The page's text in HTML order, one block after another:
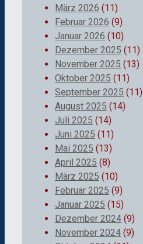
März 2026 (11)
Februar 2026 (9)
Januar 2026 (10)
Dezember 2025 (11)
November 2025 (13)
Oktober 2025 (11)
September 2025 (11)
August 2025 (14)
Juli 2025 (14)
Juni 2025 (11)
Mai 2025 (13)
April 2025 (8)
März 2025 (10)
Februar 2025 (9)
Januar 2025 (15)
Dezember 2024 (9)
November 2024 (9)